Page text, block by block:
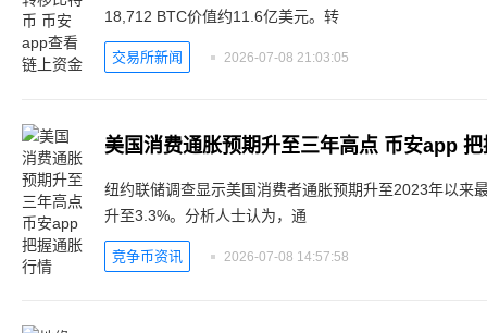
18,712 BTC价值约11.6亿美元。转
交易所新闻 2026-07-08 21:03:05
美国消费通胀预期升至三年高点 币安app
纽约联储调查显示美国消费者通胀预期升至2023年以来
升至3.3%。分析人士认为，通
竞争币资讯 2026-07-08 14:57:58